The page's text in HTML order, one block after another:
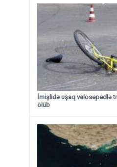
İmişlidə uşaq velosepedlə
ölüb